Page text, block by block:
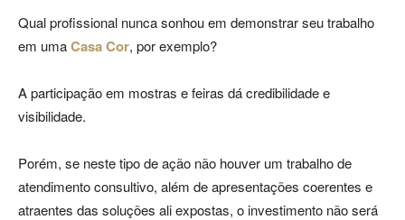
Qual profissional nunca sonhou em demonstrar seu trabalho
em umaCasa Cor, por exemplo?
A participação em mostras e feiras dá credibilidade e
visibilidade.
Porém, se neste tipo de ação não houver um trabalho de
atendimento consultivo, além de apresentações coerentes e
atraentes das soluções ali expostas, o investimento não será